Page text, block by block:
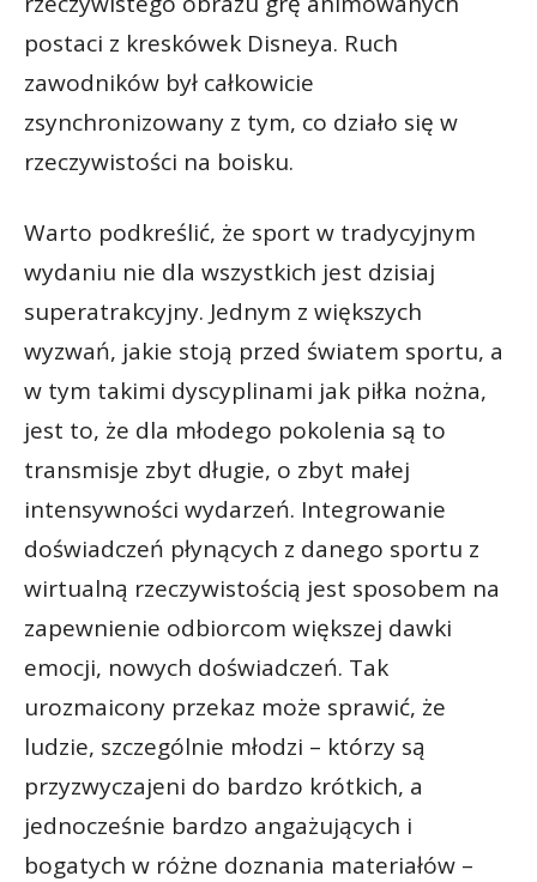
postaci z kreskówek Disneya. Ruch
zawodników był całkowicie
zsynchronizowany z tym, co działo się w
rzeczywistości na boisku.
Warto podkreślić, że sport w tradycyjnym
wydaniu nie dla wszystkich jest dzisiaj
superatrakcyjny. Jednym z większych
wyzwań, jakie stoją przed światem sportu, a
w tym takimi dyscyplinami jak piłka nożna,
jest to, że dla młodego pokolenia są to
transmisje zbyt długie, o zbyt małej
intensywności wydarzeń. Integrowanie
doświadczeń płynących z danego sportu z
wirtualną rzeczywistością jest sposobem na
zapewnienie odbiorcom większej dawki
emocji, nowych doświadczeń. Tak
urozmaicony przekaz może sprawić, że
ludzie, szczególnie młodzi – którzy są
przyzwyczajeni do bardzo krótkich, a
jednocześnie bardzo angażujących i
bogatych w różne doznania materiałów –